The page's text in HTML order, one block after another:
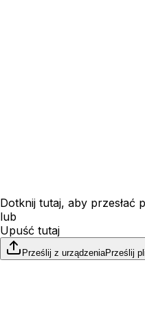
Dotknij tutaj, aby przesłać
lub
Upuść tutaj
Prześlij z urządzeniaPrześlij